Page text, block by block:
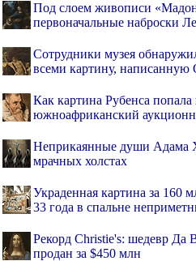
Под слоем живописи
первоначальные наброски
Cотрудники музея
всеми картину, написанную
Как картина Рубенса
южноафриканский
Неприкаянные души Адама
мрачных холстах
Украденная картина за 160
33 года в спальне
Рекорд Christie's: шедевр Да
продан за $450 млн